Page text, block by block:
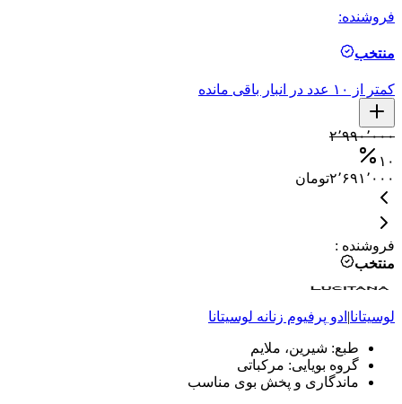
فروشنده:
منتخب
کمتر از ۱۰ عدد در انبار باقی مانده
۲٬۹۹۰٬۰۰۰
۱۰
۲٬۶۹۱٬۰۰۰تومان
فروشنده :
منتخب
لوسیتانا| ادو پرفیوم زنانه لوسیتانا
طبع: شیرین، ملایم
گروه بویایی: مرکباتی
ماندگاری و پخش بوی مناسب